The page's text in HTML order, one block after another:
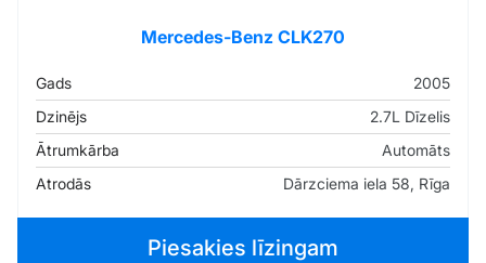
Mercedes-Benz CLK270
Gads
2005
Dzinējs
2.7L Dīzelis
Ātrumkārba
Automāts
Atrodās
Dārzciema iela 58, Rīga
Piesakies līzingam